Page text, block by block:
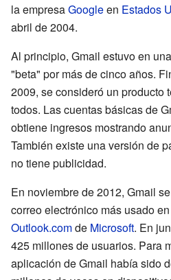
la empresaGoogleen Estados
abril de 2004.
Al principio, Gmail estuvo en
"beta" por más de cinco años.
2009, se consideró un producto
todos. Las cuentas básicas de
obtiene ingresos mostrando
También existe una versión de
no tiene publicidad.
En noviembre de 2012, Gmail
correo electrónico más usado
Outlook.comde Microsoft. En
425 millones de usuarios. Para
aplicación de Gmail había sido